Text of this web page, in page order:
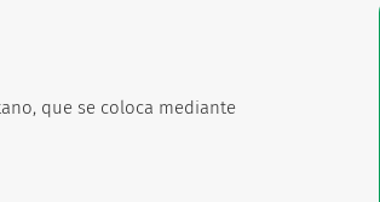
que se coloca mediante